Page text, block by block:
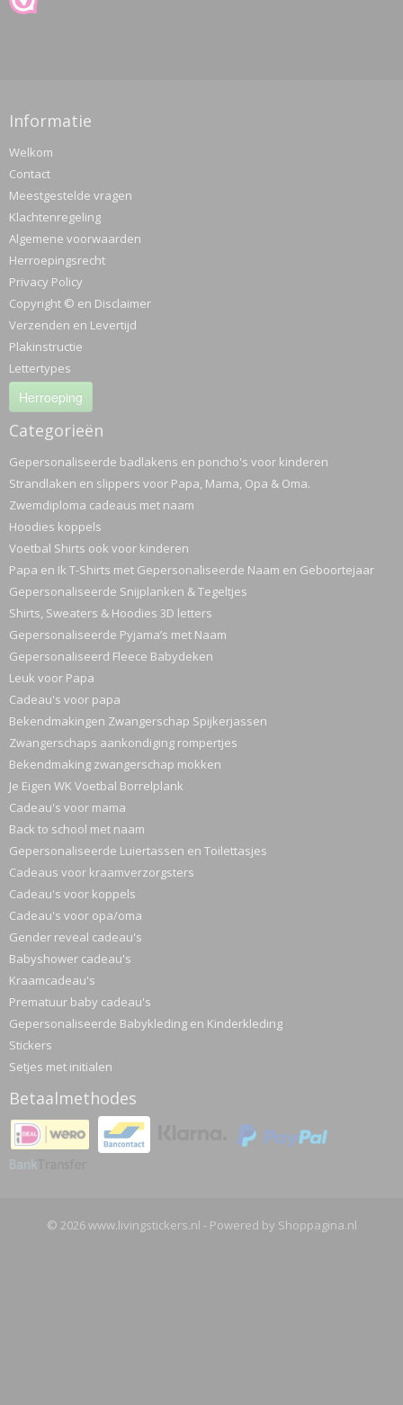
Informatie
Welkom
Contact
Meestgestelde vragen
Klachtenregeling
Algemene voorwaarden
Herroepingsrecht
Privacy Policy
Copyright © en Disclaimer
Verzenden en Levertijd
Plakinstructie
Lettertypes
Herroeping
Categorieën
Gepersonaliseerde badlakens en poncho's voor kinderen
Strandlaken en slippers voor Papa, Mama, Opa & Oma.
Zwemdiploma cadeaus met naam
Hoodies koppels
Voetbal Shirts ook voor kinderen
Papa en Ik T-Shirts met Gepersonaliseerde Naam en Geboortejaar
Gepersonaliseerde Snijplanken & Tegeltjes
Shirts, Sweaters & Hoodies 3D letters
Gepersonaliseerde Pyjama’s met Naam
Gepersonaliseerd Fleece Babydeken
Leuk voor Papa
Cadeau's voor papa
Bekendmakingen Zwangerschap Spijkerjassen
Zwangerschaps aankondiging rompertjes
Bekendmaking zwangerschap mokken
Je Eigen WK Voetbal Borrelplank
Cadeau's voor mama
Back to school met naam
Gepersonaliseerde Luiertassen en Toilettasjes
Cadeaus voor kraamverzorgsters
Cadeau's voor koppels
Cadeau's voor opa/oma
Gender reveal cadeau's
Babyshower cadeau's
Kraamcadeau's
Prematuur baby cadeau's
Gepersonaliseerde Babykleding en Kinderkleding
Stickers
Setjes met initialen
Betaalmethodes
© 2026 www.livingstickers.nl - Powered by Shoppagina.nl